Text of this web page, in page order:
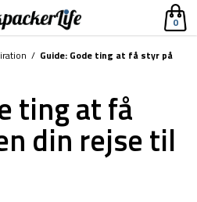
0
/ Guide: Gode ting at få styr på
ting at få
din rejse til